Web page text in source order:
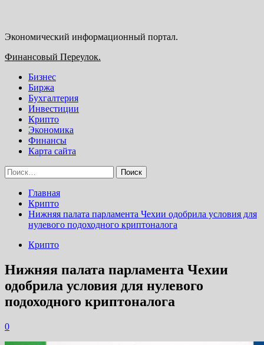
Экономический информационный портал.
Основное
Финансовый Переулок.
Бизнес
Биржа
Бухгалтерия
Инвестиции
Крипто
Экономика
Финансы
Карта сайта
Найти:
Главная
Крипто
Нижняя палата парламента Чехии одобрила условия для
нулевого подоходного криптоналога
Крипто
Нижняя палата парламента Чехии
одобрила условия для нулевого
подоходного криптоналога
0